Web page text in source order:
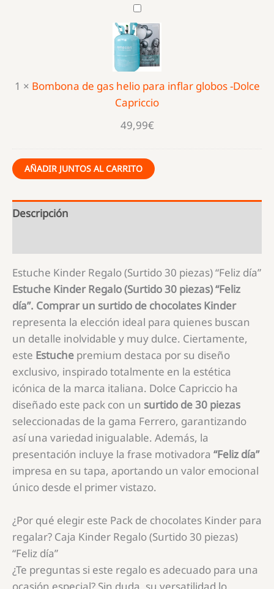
Bombona
de
gas
helio
para
inflar
globos
Capriccio
1 × Bombona de gas helio para inflar globos -Dolce
Capriccio
49,99€
AÑADIR JUNTOS AL CARRITO
Descripción
Estuche Kinder Regalo (Surtido 30 piezas) “Feliz día”
Estuche Kinder Regalo (Surtido 30 piezas) “Feliz
día”. Comprar un surtido de chocolates Kinder
representa la elección ideal para quienes buscan
un detalle inolvidable y muy dulce. Ciertamente,
este Estuche premium destaca por su diseño
exclusivo, inspirado totalmente en la estética
icónica de la marca italiana. Dolce Capriccio ha
diseñado este pack con un surtido de 30 piezas
seleccionadas de la gama Ferrero, garantizando
así una variedad inigualable. Además, la
presentación incluye la frase motivadora “Feliz día”
impresa en su tapa, aportando un valor emocional
único desde el primer vistazo.
¿Por qué elegir este Pack de chocolates Kinder para
regalar? Caja Kinder Regalo (Surtido 30 piezas)
“Feliz día”
¿Te preguntas si este regalo es adecuado para una